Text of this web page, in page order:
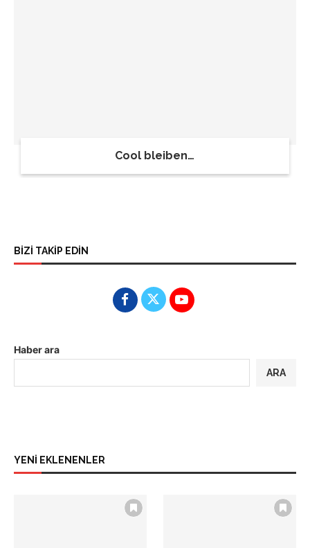
Cool bleiben…
BİZİ TAKİP EDİN
Haber ara
ARA
YENİ EKLENENLER